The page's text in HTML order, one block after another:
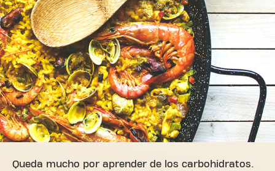
Queda mucho por aprender de los carbohidratos.